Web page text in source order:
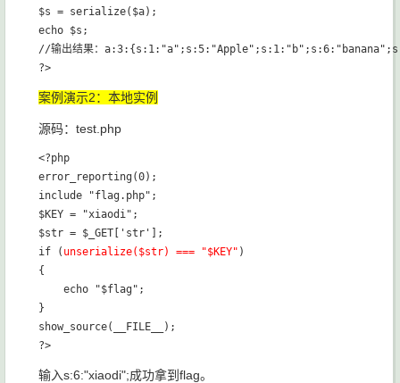
$s = serialize($a);
echo $s;
//输出结果：
案例演示2：本地实例
源码：test.php
<?php
error_reporting(0);
include "flag.php";
$KEY = "xiaodi";
$str = $_GET['str'];
if ( unserialize($str) === "$KEY" )
{
    echo "$flag";
}
show_source(__FILE__);
输入s:6:"xiaodi";成功拿到flag。